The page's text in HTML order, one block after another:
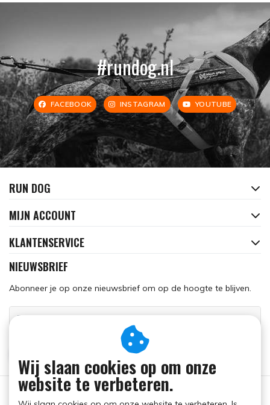
#rundog.nl
FACEBOOK INSTAGRAM YOUTUBE
RUN DOG
MIJN ACCOUNT
KLANTENSERVICE
NIEUWSBRIEF
Abonneer je op onze nieuwsbrief om op de hoogte te blijven.
Wij slaan cookies op om onze
website te verbeteren.